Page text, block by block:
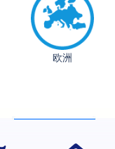
欧洲
均分逆袭QS百强金